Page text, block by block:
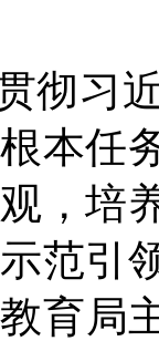
彻习
本任
，培
范引
育局